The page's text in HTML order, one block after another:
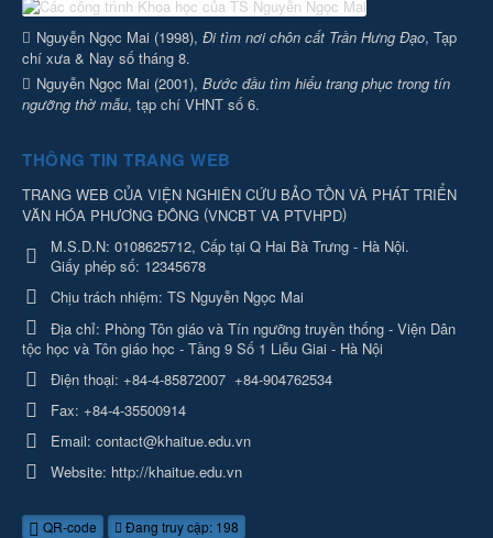
Nguyễn Ngọc Mai (1998), Đi tìm nơi chôn cất Trần Hưng Đạo, Tạp
chí xưa & Nay số tháng 8.
Nguyễn Ngọc Mai (2001), Bước đầu tìm hiểu trang phục trong tín
ngưỡng thờ mẫu, tạp chí VHNT số 6.
THÔNG TIN TRANG WEB
TRANG WEB CỦA VIỆN NGHIÊN CỨU BẢO TỒN VÀ PHÁT TRIỂN
VĂN HÓA PHƯƠNG ĐÔNG (VNCBT VA PTVHPD)
M.S.D.N: 0108625712, Cấp tại Q Hai Bà Trưng - Hà Nội.
Giấy phép số: 12345678
Chịu trách nhiệm: TS Nguyễn Ngọc Mai
Địa chỉ: Phòng Tôn giáo và Tín ngưỡng truyền thống - Viện Dân
tộc học và Tôn giáo học - Tầng 9 Số 1 Liễu Giai - Hà Nội
Điện thoại: +84-4-85872007 +84-904762534
Fax: +84-4-35500914
Email: contact@khaitue.edu.vn
Website: http://khaitue.edu.vn
QR-code Đang truy cập: 198